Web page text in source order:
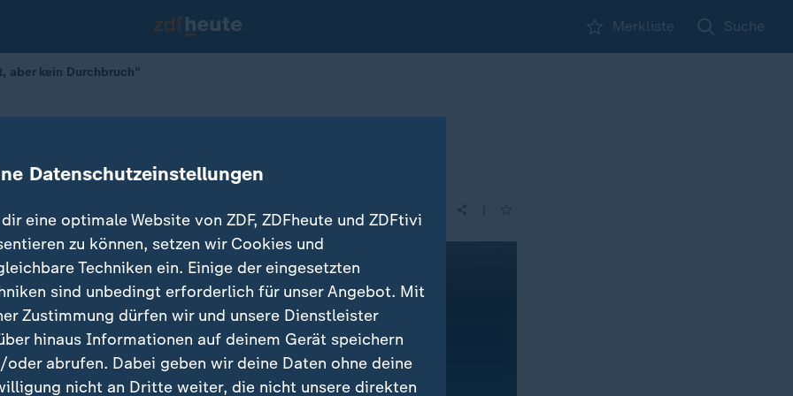
Merkliste Suche
aber kein Durchbruch"
aber kein Durchbruch"
Datenschutzeinstellungen
eine optimale Website von ZDF, ZDFheute und ZDFtivi
zu können, setzen wir Cookies und
Techniken ein. Einige der eingesetzten
sind unbedingt erforderlich für unser Angebot. Mit
Zustimmung dürfen wir und unsere Dienstleister
hinaus Informationen auf deinem Gerät speichern
oder abrufen. Dabei geben wir deine Daten ohne deine
nicht an Dritte weiter, die nicht unsere direkten